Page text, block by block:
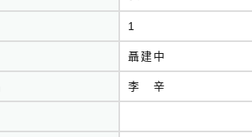
1
聶建中
李 辛